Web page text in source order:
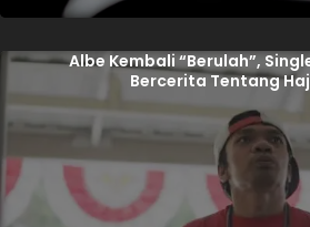
Albe Kembali “Berulah”,
Bercerita Tentang